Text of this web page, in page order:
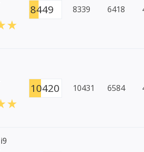
8449 8339 6418
10420 10431 6584